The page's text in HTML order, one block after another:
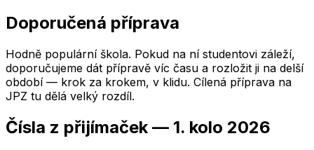
Doporučená příprava
Hodně populární škola. Pokud na ní studentovi záleží,
doporučujeme dát přípravě víc času a rozložit ji na delší
období — krok za krokem, v klidu. Cílená příprava na
JPZ tu dělá velký rozdíl.
Čísla z přijímaček — 1. kolo 2026